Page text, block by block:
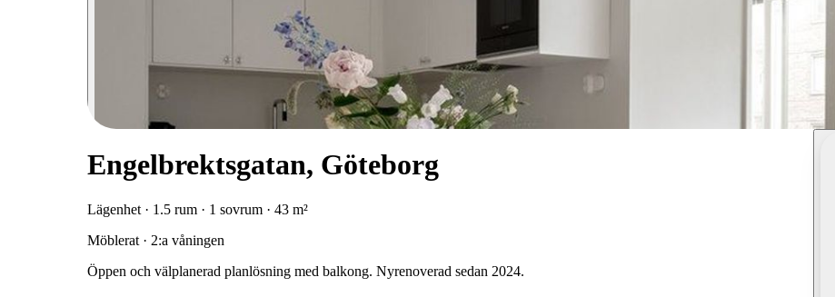
Engelbrektsgatan, Göteborg
Lägenhet · 1.5 rum · 1 sovrum · 43 m²
Möblerat · 2:a våningen
Öppen och välplanerad planlösning med balkong. Nyrenoverad sedan 2024.